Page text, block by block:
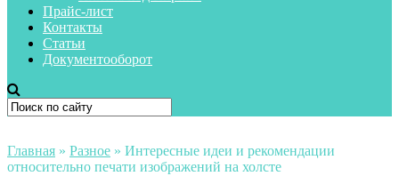
Прайс-лист
Контакты
Статьи
Документооборот
Главная » Разное » Интересные идеи и рекомендации
относительно печати изображений на холсте